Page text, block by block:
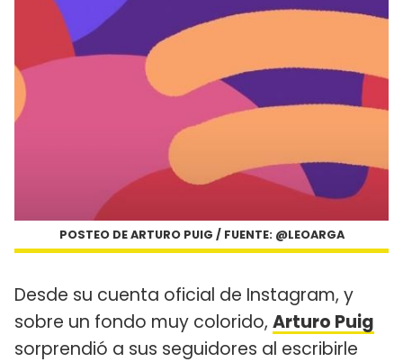
POSTEO DE ARTURO PUIG / FUENTE: @LEOARGA
Desde su cuenta oficial de Instagram, y
sobre un fondo muy colorido, Arturo Puig
sorprendió a sus seguidores al escribirle